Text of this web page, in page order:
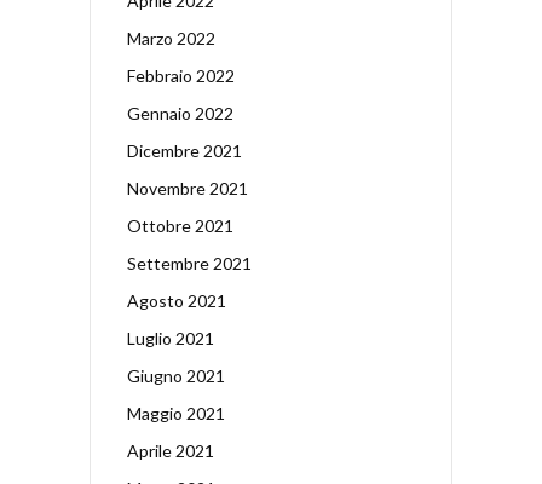
Marzo 2022
Febbraio 2022
Gennaio 2022
Dicembre 2021
Novembre 2021
Ottobre 2021
Settembre 2021
Agosto 2021
Luglio 2021
Giugno 2021
Maggio 2021
Aprile 2021